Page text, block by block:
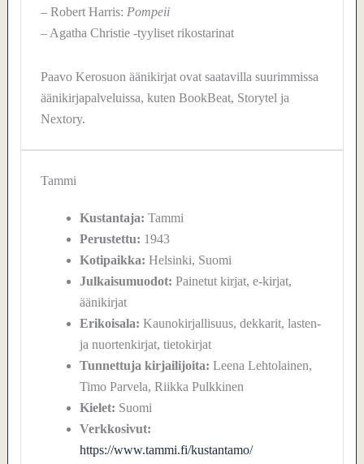
– Robert Harris: Pompeii
– Agatha Christie -tyyliset rikostarinat
Paavo Kerosuon äänikirjat ovat saatavilla suurimmissa
äänikirjapalveluissa, kuten BookBeat, Storytel ja
Nextory.
Tammi
Kustantaja: Tammi
Perustettu: 1943
Kotipaikka: Helsinki, Suomi
Julkaisumuodot: Painetut kirjat, e-kirjat,
äänikirjat
Erikoisala: Kaunokirjallisuus, dekkarit, lasten-
ja nuortenkirjat, tietokirjat
Tunnettuja kirjailijoita: Leena Lehtolainen,
Timo Parvela, Riikka Pulkkinen
Kielet: Suomi
Verkkosivut:
https://www.tammi.fi/kustantamo/